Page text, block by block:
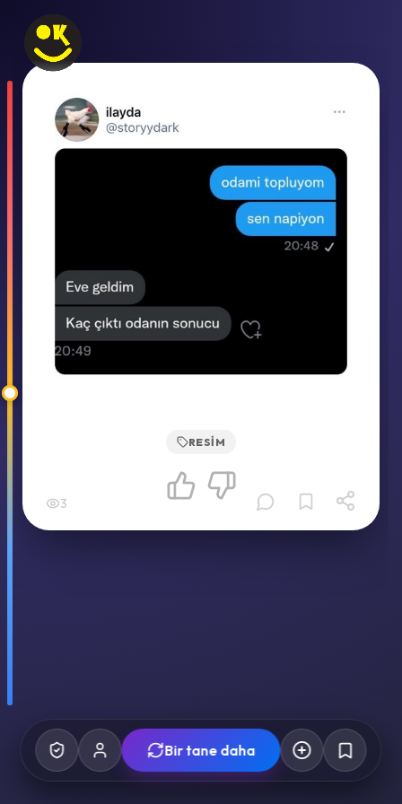
RESIM
3
Bir tane daha